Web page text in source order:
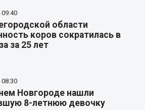
09:40
области
коров сократилась в
за 25 лет
08:30
Новгороде нашли
8-летнюю девочку